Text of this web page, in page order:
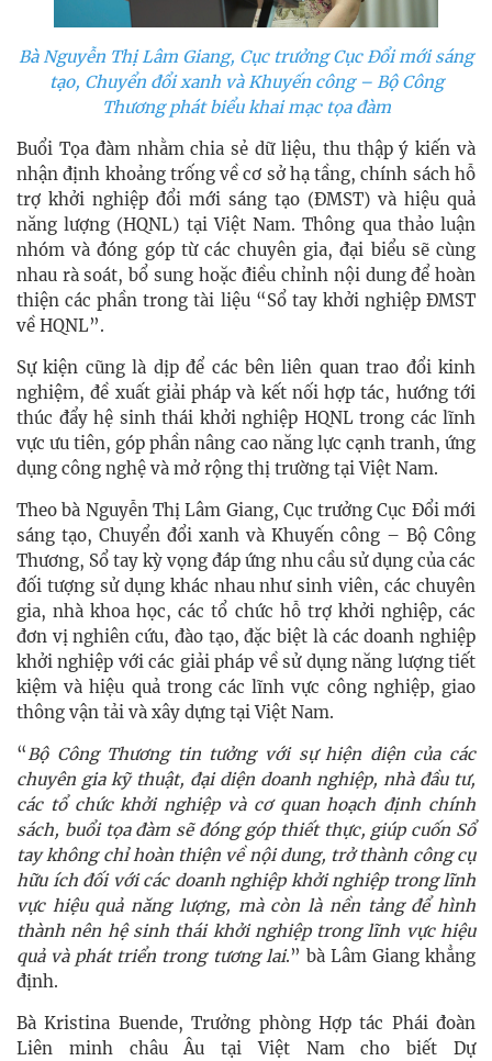
Bà Nguyễn Thị Lâm Giang, Cục trưởng Cục Đổi mới sáng
tạo, Chuyển đổi xanh và Khuyến công – Bộ Công
Thương phát biểu khai mạc tọa đàm
Buổi Tọa đàm nhằm chia sẻ dữ liệu, thu thập ý kiến và
nhận định khoảng trống về cơ sở hạ tầng, chính sách hỗ
trợ khởi nghiệp đổi mới sáng tạo (ĐMST) và hiệu quả
năng lượng (HQNL) tại Việt Nam. Thông qua thảo luận
nhóm và đóng góp từ các chuyên gia, đại biểu sẽ cùng
nhau rà soát, bổ sung hoặc điều chỉnh nội dung để hoàn
thiện các phần trong tài liệu “Sổ tay khởi nghiệp ĐMST
về HQNL”.
Sự kiện cũng là dịp để các bên liên quan trao đổi kinh
nghiệm, đề xuất giải pháp và kết nối hợp tác, hướng tới
thúc đẩy hệ sinh thái khởi nghiệp HQNL trong các lĩnh
vực ưu tiên, góp phần nâng cao năng lực cạnh tranh, ứng
dụng công nghệ và mở rộng thị trường tại Việt Nam.
Theo bà Nguyễn Thị Lâm Giang, Cục trưởng Cục Đổi mới
sáng tạo, Chuyển đổi xanh và Khuyến công – Bộ Công
Thương, Sổ tay kỳ vọng đáp ứng nhu cầu sử dụng của các
đối tượng sử dụng khác nhau như sinh viên, các chuyên
gia, nhà khoa học, các tổ chức hỗ trợ khởi nghiệp, các
đơn vị nghiên cứu, đào tạo, đặc biệt là các doanh nghiệp
khởi nghiệp với các giải pháp về sử dụng năng lượng tiết
kiệm và hiệu quả trong các lĩnh vực công nghiệp, giao
thông vận tải và xây dựng tại Việt Nam.
“ Bộ Công Thương tin tưởng với sự hiện diện của các
chuyên gia kỹ thuật, đại diện doanh nghiệp, nhà đầu tư,
các tổ chức khởi nghiệp và cơ quan hoạch định chính
sách, buổi tọa đàm sẽ đóng góp thiết thực, giúp cuốn Sổ
tay không chỉ hoàn thiện về nội dung, trở thành công cụ
hữu ích đối với các doanh nghiệp khởi nghiệp trong lĩnh
vực hiệu quả năng lượng, mà còn là nền tảng để hình
thành nên hệ sinh thái khởi nghiệp trong lĩnh vực hiệu
quả và phát triển trong tương lai.” bà Lâm Giang khẳng
định.
Bà Kristina Buende, Trưởng phòng Hợp tác Phái đoàn
Liên minh châu Âu tại Việt Nam cho biết Dự